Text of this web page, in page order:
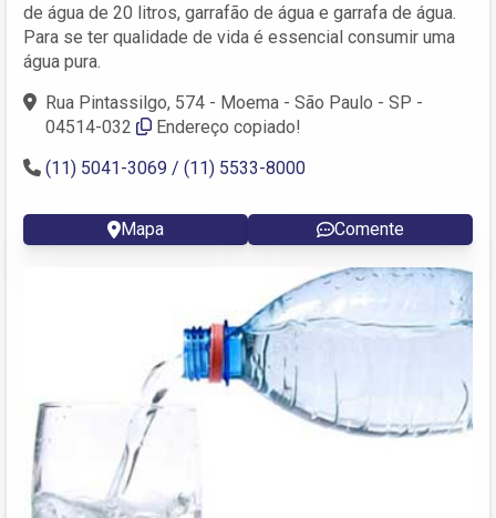
de água de 20 litros, garrafão de água e garrafa de água.
Para se ter qualidade de vida é essencial consumir uma
água pura.
Rua Pintassilgo, 574 - Moema - São Paulo - SP -
04514-032
Endereço copiado!
(11) 5041-3069 / (11) 5533-8000
Mapa Comente